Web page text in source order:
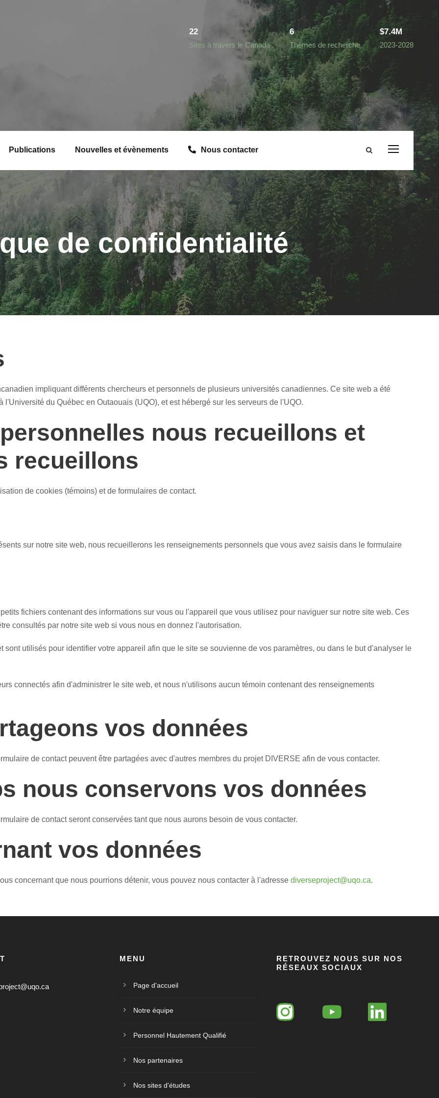
22
Sites à travers le Canada
6
Thèmes de recherche
$7.4M
2023-2028
Publications Nouvelles et évènements Nous contacter
de confidentialité
impliquant différents chercheurs et personnels de plusieurs universités canadiennes. Ce site web a été
du Québec en Outaouais (UQO), et est hébergé sur les serveurs de l'UQO.
nous recueillons et
recueillons
de cookies (témoins) et de formulaires de contact.
sur notre site web, nous recueillerons les renseignements personnels que vous avez saisis dans le formulaire
fichiers contenant des informations sur vous ou l'appareil que vous utilisez pour naviguer sur notre site web. Ces
consultés par notre site web si vous nous en donnez l'autorisation.
utilisés pour identifier votre appareil afin que le site se souvienne de vos paramètres, ou dans le but d'analyser le
connectés afin d'administrer le site web, et nous n'utilisons aucun témoin contenant des renseignements
vos données
de contact peuvent être partagées avec d'autres membres du projet DIVERSE afin de vous contacter.
nous conservons vos données
de contact seront conservées tant que nous aurons besoin de vous contacter.
vos données
concernant que nous pourrions détenir, vous pouvez nous contacter à l'adresse diverseproject@uqo.ca.
MENU
Page d'accueil
Notre équipe
Personnel Hautement Qualifié
Nos partenaires
Nos sites d'études
RETROUVEZ NOUS SUR NOS
RÉSEAUX SOCIAUX